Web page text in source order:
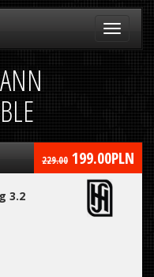
Toggle
229.00 199.00PLN
3.2